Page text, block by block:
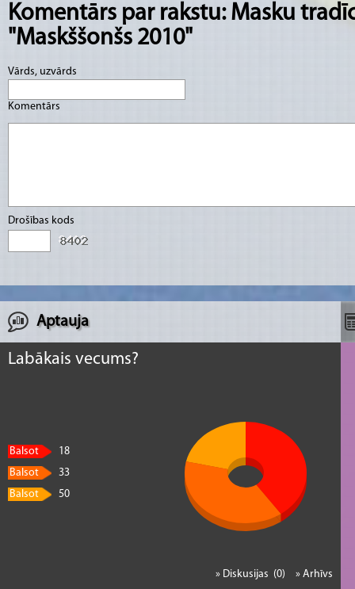
Komentārs par rakstu: Masku
"Maskššonšs 2010"
Vārds, uzvārds
Komentārs
Drošības kods
Aptauja
Labākais vecums?
Balsot
18
Balsot
33
Balsot
50
» Arhīvs
» Diskusijas (0)